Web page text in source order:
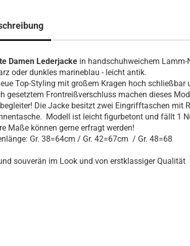
Damen Lederjackein handschuhweichem Lamm-
oder dunkles marineblau - leicht antik.
Top-Styling mit großem Kragen hoch schließbar
gesetztem Frontreißverschluss machen dieses
Die Jacke besitzt zwei Eingrifftaschen mit
Modell ist leicht figurbetont und fällt 1
Maße können gerne erfragt werden!
Gr. 38=64cm / Gr. 42=67cm / Gr. 48=68
souverän im Look und von erstklassiger Qualität